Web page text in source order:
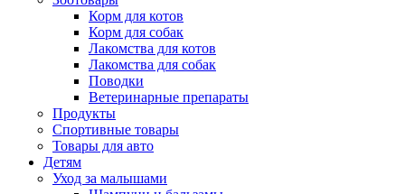
Корм для котов
Корм для собак
Лакомства для котов
Лакомства для собак
Поводки
Ветеринарные препараты
Продукты
Спортивные товары
Товары для авто
Детям
Уход за малышами